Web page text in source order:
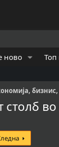
ново Топ
столб